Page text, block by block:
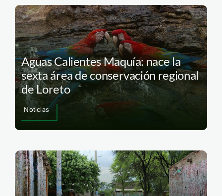
Aguas Calientes Maquía: nace la
sexta área de conservación regional
de Loreto
Noticias